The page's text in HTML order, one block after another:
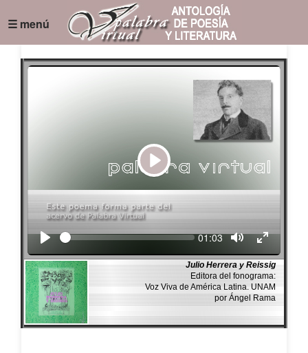
☰ menú
Play
Seek Current
01:03
Julio Herrera y Reissig
Editora del fonograma:
Voz Viva de América Latina. UNAM
por Ángel Rama